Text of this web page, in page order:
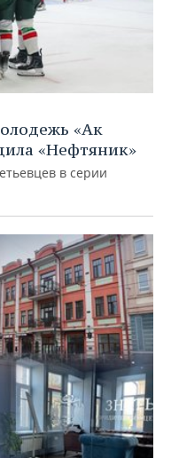
«Ак
«Нефтяник»
в серии